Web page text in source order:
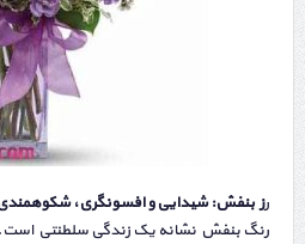
رز بنفش: شیدایی و افسونگری،
رنگ بنفش نشانه یک زندگی سلطنتی